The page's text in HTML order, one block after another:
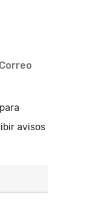
avisos